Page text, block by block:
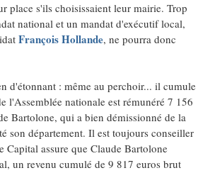
place s'ils choisissaient leur mairie. Trop
national et un mandat d'exécutif local,
François Hollande, ne pourra donc
d'étonnant : même au perchoir... il cumule
l'Assemblée nationale est rémunéré 7 156
Bartolone, qui a bien démissionné de la
son département. Il est toujours conseiller
Capital assure que Claude Bartolone
un revenu cumulé de 9 817 euros brut